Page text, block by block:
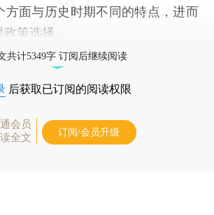
方面与历史时期不同的特点，进而
策选择。
共计5349字 订阅后继续阅读
后获取已订阅的阅读权限
会员
全文
订阅/会员升级